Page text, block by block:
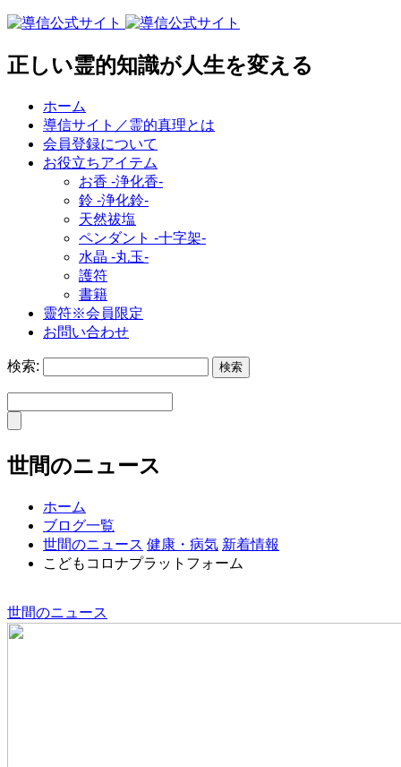
正しい霊的知識が人生を変える
ホーム
導信サイト／霊的真理とは
会員登録について
お役立ちアイテム
お香 ‐浄化香‐
鈴 ‐浄化鈴‐
天然祓塩
ペンダント -十字架-
水晶 -丸玉-
護符
書籍
靈符※会員限定
お問い合わせ
検索:
世間のニュース
ホーム
ブログ一覧
世間のニュース 健康・病気 新着情報
こどもコロナプラットフォーム
世間のニュース